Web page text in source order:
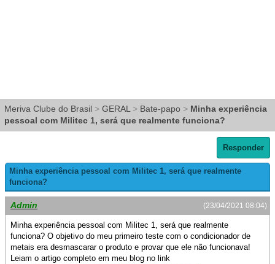
Meriva Clube do Brasil > GERAL > Bate-papo > Minha experiência
pessoal com Militec 1, será que realmente funciona?
Responder
Minha experiência pessoal com Militec 1, será que realmente
funciona?
(23/04/2021 08:04)
Admin
Minha experiência pessoal com Militec 1, será que realmente
funciona? O objetivo do meu primeiro teste com o condicionador de
metais era desmascarar o produto e provar que ele não funcionava!
Leiam o artigo completo em meu blog no link